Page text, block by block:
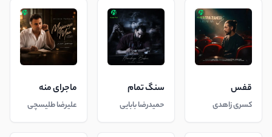
قفس
کسری زاهدی
سنگ تمام
حمیدرضا بابایی
ماجرای منه
علیرضا طلیسچی